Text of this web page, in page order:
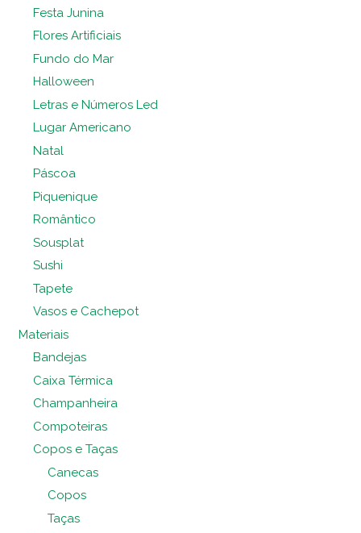
Festa Junina
Flores Artificiais
Fundo do Mar
Halloween
Letras e Números Led
Lugar Americano
Natal
Páscoa
Piquenique
Romântico
Sousplat
Sushi
Tapete
Vasos e Cachepot
Materiais
Bandejas
Caixa Térmica
Champanheira
Compoteiras
Copos e Taças
Canecas
Copos
Taças